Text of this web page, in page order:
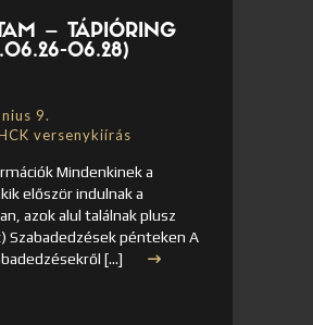
– TÁPIÓRING
06.28)
9.
versenykiírás
Mindenkinek a
először indulnak a
azok alul találnak plusz
Szabadedzések pénteken A
[…]